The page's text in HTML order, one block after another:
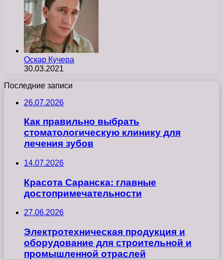
Оскар Кучера
30.03.2021
Последние записи
26.07.2026
Как правильно выбрать
стоматологическую клинику для
лечения зубов
14.07.2026
Красота Саранска: главные
достопримечательности
27.06.2026
Электротехническая продукция и
оборудование для строительной и
промышленной отраслей